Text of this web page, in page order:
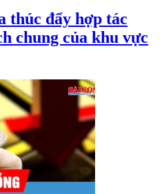
thúc đẩy hợp tác
chung của khu vực